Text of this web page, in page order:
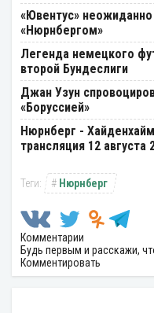
«Ювентус»
«Нюрнбергом»
Легенда немецкого
второй Бундеслиги
Джан Узун
«Боруссией»
Нюрнберг -
трансляция 12 августа
Нюрнберг
Комментарии
Будь первым и расскажи,
Комментировать